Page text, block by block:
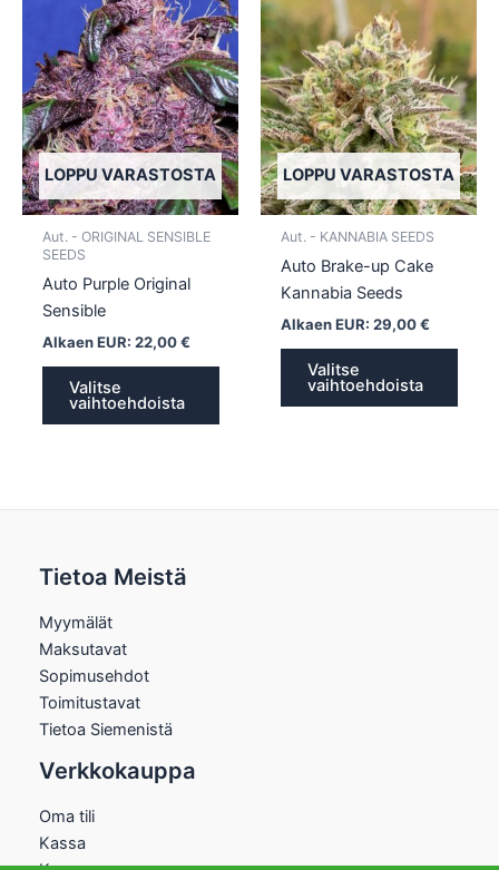
LOPPU VARASTOSTA
Aut. - ORIGINAL SENSIBLE
SEEDS
Auto Purple Original
Sensible
Alkaen EUR: 22,00€
Valitse
vaihtoehdoista
Tällä
tuotteella
on
useampi
muunnelma.
Voit
tehdä
valinnat
LOPPU VARASTOSTA
Aut. - KANNABIA SEEDS
Auto Brake-up Cake
Kannabia Seeds
Alkaen EUR: 29,00€
Valitse
vaihtoehdoista
on
Voit
tehdä
Tietoa Meistä
Myymälät
Maksutavat
Sopimusehdot
Toimitustavat
Tietoa Siemenistä
Verkkokauppa
Oma tili
Kassa